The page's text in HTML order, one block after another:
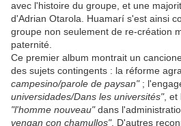
avec l'histoire du groupe, et une
d'Adrian Otarola. Huamarí s'est ainsi
groupe non seulement de re-création
paternité.
Ce premier album montrait un
des sujets contingents : la réforme
campesino/parole de paysan";
universidades/Dans les universités", et
"l'homme nouveau"dans
vengan con chamullos". D'autres